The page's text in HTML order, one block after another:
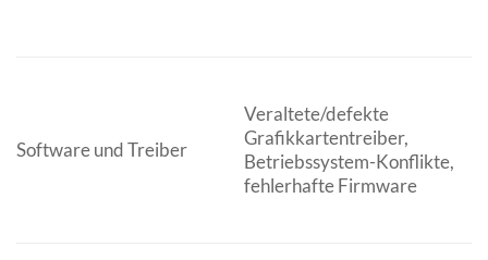
Software und Treiber
Veraltete/defekte
Grafikkartentreiber,
Betriebssystem-Konflikte,
fehlerhafte Firmware